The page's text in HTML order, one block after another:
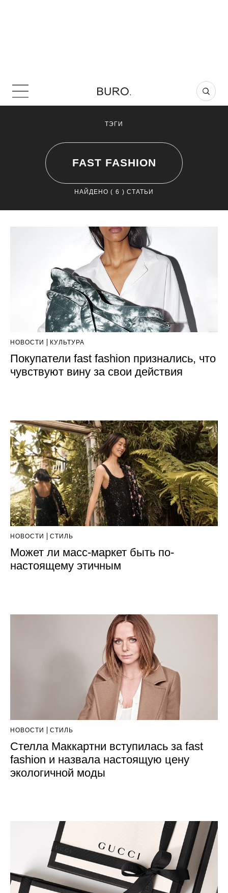
ТЭГИ
FAST FASHION
НАЙДЕНО ( 6 ) СТАТЬИ
НОВОСТИ КУЛЬТУРА
Покупатели fast fashion признались, что
чувствуют вину за свои действия
НОВОСТИ СТИЛЬ
Может ли масс-маркет быть по-
настоящему этичным
НОВОСТИ СТИЛЬ
Стелла Маккартни вступилась за fast
fashion и назвала настоящую цену
экологичной моды